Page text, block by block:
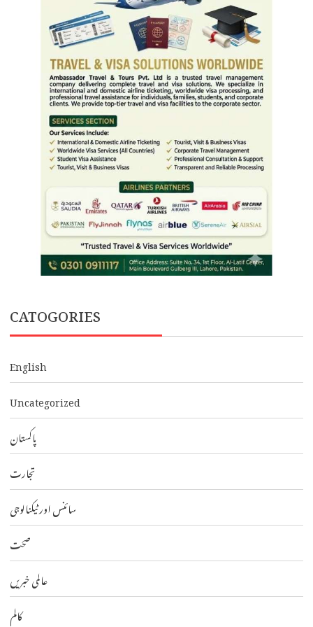
CATOGORIES
English
Uncategorized
پاکستان
تجارت
سائنس اور ٹیکنالوجی
صحت
عالمی خبریں
کالم